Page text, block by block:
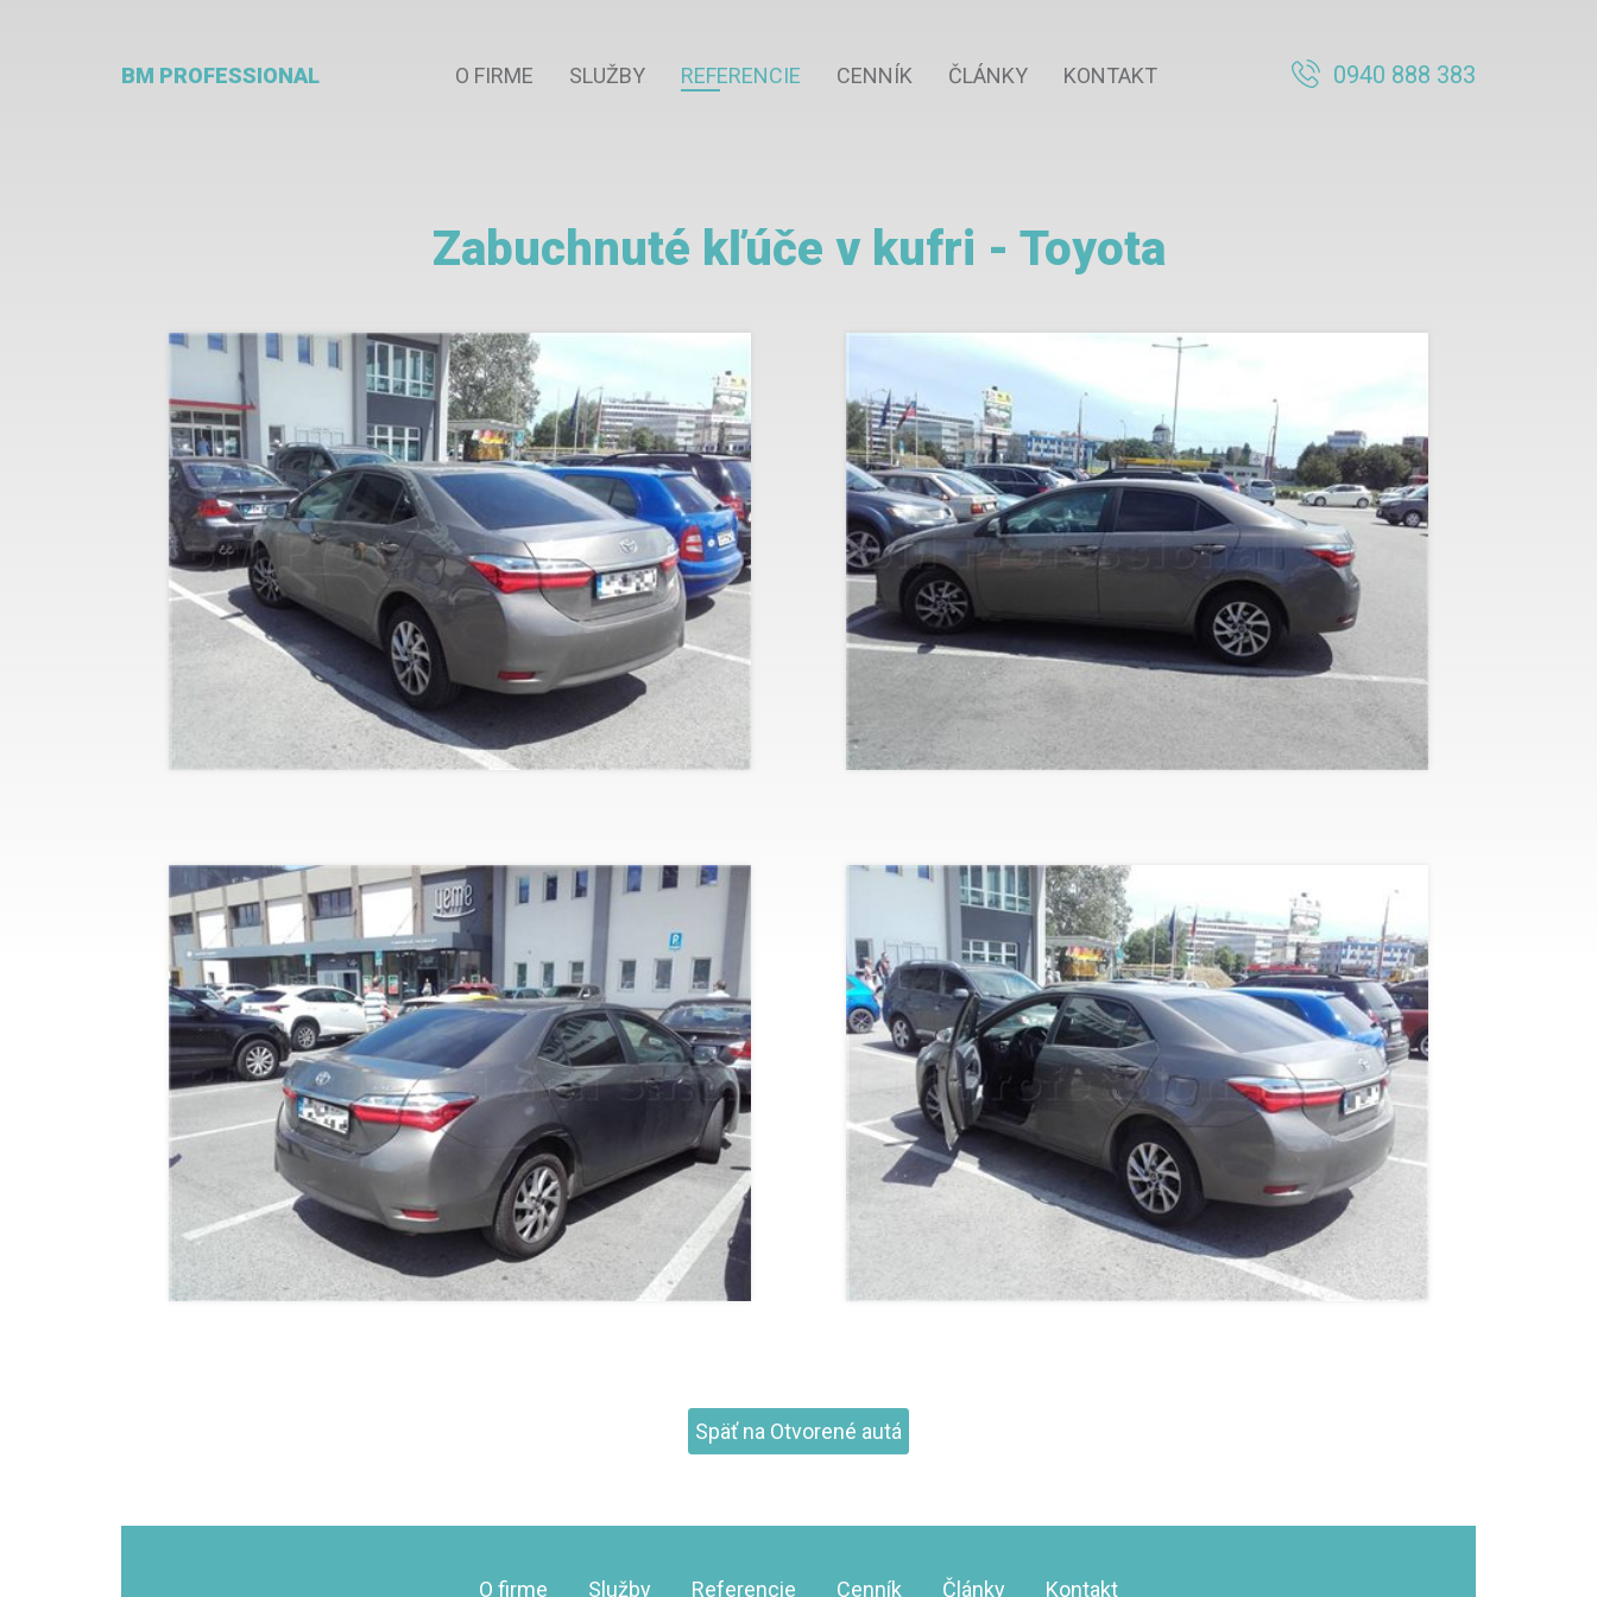
BM PROFESSIONAL O FIRME SLUŽBY REFERENCIE CENNÍK ČLÁNKY KONTAKT 0940 888 383
Zabuchnuté kľúče v kufri - Toyota
Späť na Otvorené autá
O firme Služby Referencie Cenník Články Kontakt